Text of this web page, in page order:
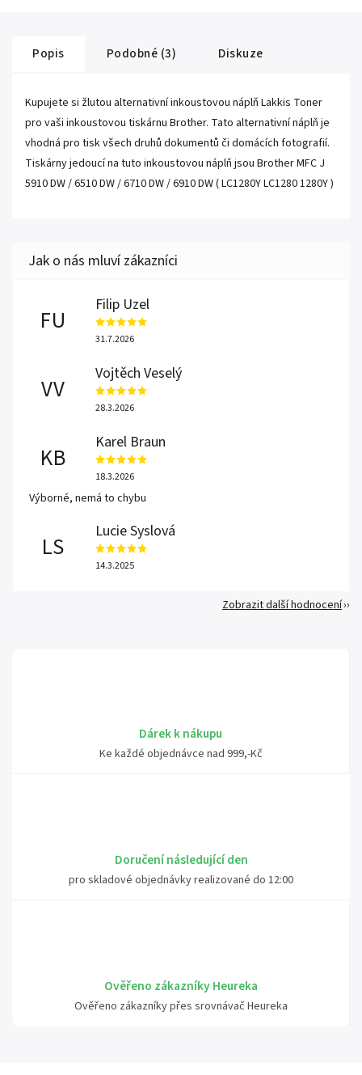
Dárek k nákupu
Ke každé objednávce nad 999,-Kč
Doručení následující den
pro skladové objednávky realizované do 12:00
Ověřeno zákazníky Heureka
Ověřeno zákazníky přes srovnávač Heureka
Popis Podobné (3) Diskuze
Kupujete si žlutou alternativní inkoustovou náplň Lakkis Toner
pro vaši inkoustovou tiskárnu Brother. Tato alternativní náplň je
vhodná pro tisk všech druhů dokumentů či domácích fotografií.
Tiskárny jedoucí na tuto inkoustovou náplň jsou Brother MFC J
5910 DW / 6510 DW / 6710 DW / 6910 DW ( LC1280Y LC1280 1280Y )
FU
Filip Uzel
31.7.2026
VV
Vojtěch Veselý
28.3.2026
KB
Karel Braun
18.3.2026
Výborné, nemá to chybu
LS
Lucie Syslová
14.3.2025
Zobrazit další hodnocení